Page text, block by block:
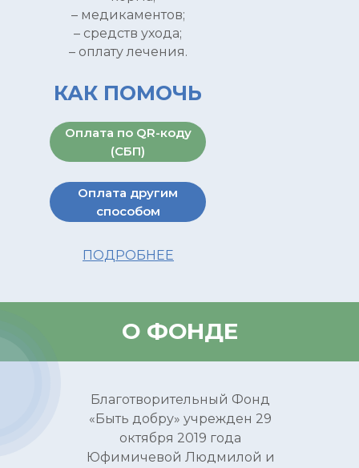
– медикаментов;
– ⁠средств ухода;
– оплату лечения.
КАК ПОМОЧЬ
ПОДРОБНЕЕ
Оплата другим
способом
Оплата по QR-коду
(СБП)
О ФОНДЕ
Благотворительный Фонд
«Быть добру» учрежден 29
октября 2019 года
Юфимичевой Людмилой и